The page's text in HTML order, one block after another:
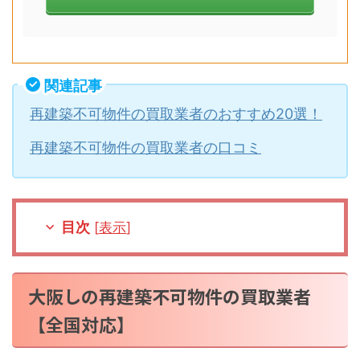
関連記事
再建築不可物件の買取業者のおすすめ20選！
再建築不可物件の買取業者の口コミ
目次 [表示]
大阪しの再建築不可物件の買取業者
【全国対応】